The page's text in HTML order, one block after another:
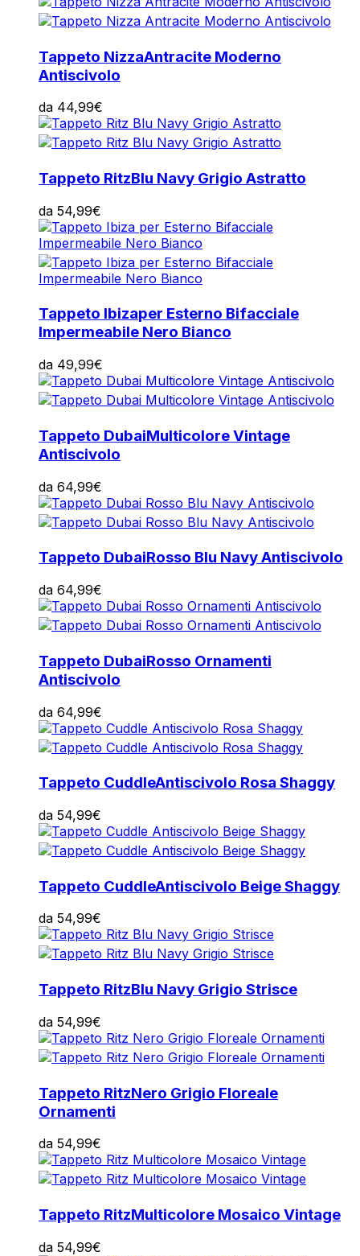
Tappeto NizzaAntracite Moderno
Antiscivolo
da 44,99€
Tappeto RitzBlu Navy Grigio Astratto
da 54,99€
Tappeto Ibizaper Esterno Bifacciale
Impermeabile Nero Bianco
da 49,99€
Tappeto DubaiMulticolore Vintage
Antiscivolo
da 64,99€
Tappeto DubaiRosso Blu Navy Antiscivolo
da 64,99€
Tappeto DubaiRosso Ornamenti
Antiscivolo
da 64,99€
Tappeto CuddleAntiscivolo Rosa Shaggy
da 54,99€
Tappeto CuddleAntiscivolo Beige Shaggy
da 54,99€
Tappeto RitzBlu Navy Grigio Strisce
da 54,99€
Tappeto RitzNero Grigio Floreale
Ornamenti
da 54,99€
Tappeto RitzMulticolore Mosaico Vintage
da 54,99€